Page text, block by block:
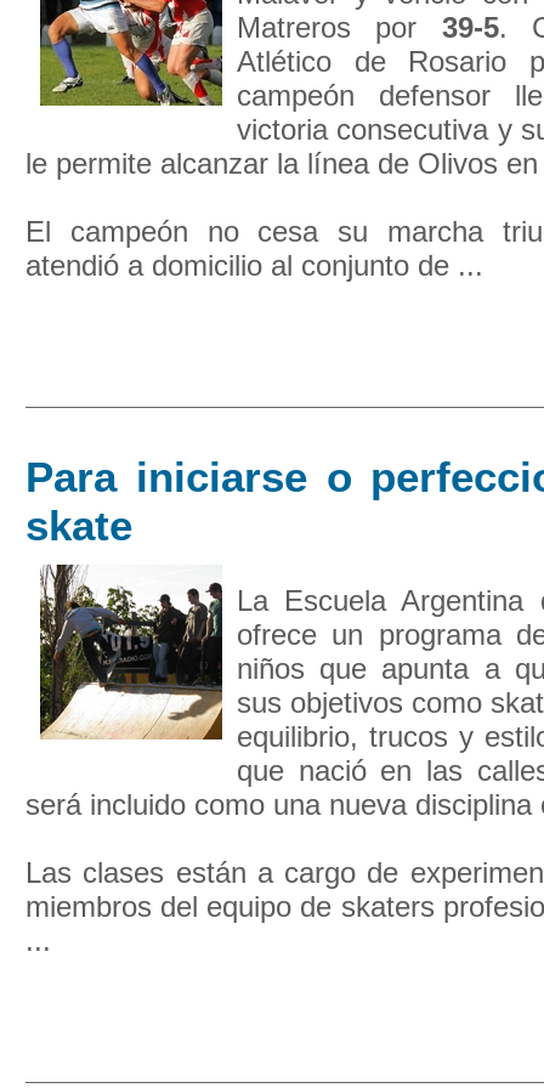
Matreros por 39-5.
Atlético de Rosario
campeón defensor
victoria consecutiva y
le permite alcanzar la línea de Olivos
El campeón no cesa su marcha
atendió a domicilio al conjunto de ...
Para iniciarse o
skate
La Escuela
ofrece un programa
niños que apunta a
sus objetivos como
equilibrio, trucos y
que nació en las
será incluido como una nueva disciplina
Las clases están a cargo de
miembros del equipo de skaters
...